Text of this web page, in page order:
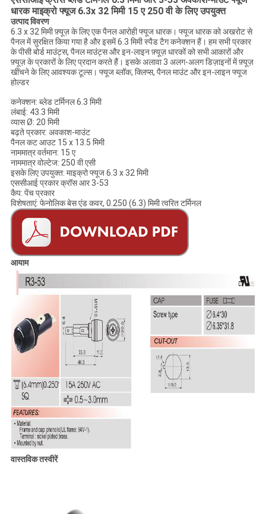
PRIVACY
POLICY
धारक माइक्रो फ्यूज 6.3x 32 मिमी 15 ए 250 वी के लिए उपयुक्त
उत्पाद विवरण
6.3 x 32 मिमी फ़्यूज़ के लिए एक पैनल आरोही फ्यूज धारक। फ्यूज धारक को अखरोट से
पैनल में सुरक्षित किया गया है और इसमें 6.3 मिमी स्पैड टैग कनेक्शन हैं। हम सभी प्रकार
के पीसी बोर्ड माउंट्स, पैनल माउंट्स और इन-लाइन फ़्यूज़ धारकों को सभी आकारों और
फ़्यूज़ के प्रकारों के लिए प्रदान करते हैं। इसके अलावा 3 अलग-अलग डिज़ाइनों में फ़्यूज़
खींचने के लिए आवश्यक टूल्स। फ्यूज ब्लॉक, क्लिप्स, पैनल माउंट और इन-लाइन फ्यूज
होल्डर
कनेक्शन: ब्लेड टर्मिनल 6.3 मिमी
लंबाई: 43.3 मिमी
व्यास Ø: 20 मिमी
बढ़ते प्रकार: अवकाश-माउंट
पैनल कट आउट 15 x 13.5 मिमी
नाममात्र वर्तमान: 15 ए
नाममात्र वोल्टेज: 250 वी एसी
इसके लिए उपयुक्त: माइक्रो फ्यूज 6.3 x 32 मिमी
एससीआई प्रकार क्रॉस आर 3-53
कैप: पेंच प्रकार
विशेषताएं: फेनोलिक बेस एंड कवर, 0.250 (6.3) मिमी त्वरित टर्मिनल
आयाम
वास्तविक तस्वीरें